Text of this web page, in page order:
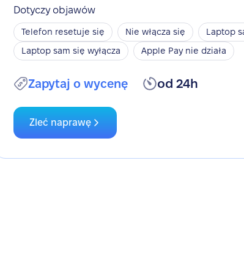
Dotyczy objawów
Telefon resetuje się Nie włącza się
Laptop
Laptop sam się wyłącza
Apple Pay nie działa
Zapytaj o wycenę od 24h
Zleć naprawę